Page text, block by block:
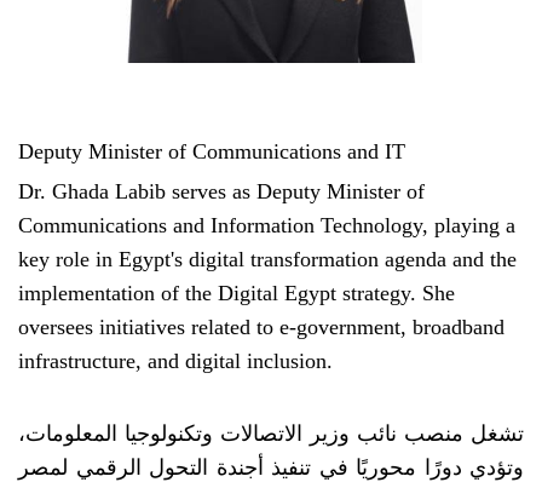
Deputy Minister of Communications and IT
Dr. Ghada Labib serves as Deputy Minister of
Communications and Information Technology, playing a
key role in Egypt's digital transformation agenda and the
implementation of the Digital Egypt strategy. She
oversees initiatives related to e-government, broadband
infrastructure, and digital inclusion.
تشغل منصب نائب وزير الاتصالات وتكنولوجيا المعلومات،
وتؤدي دورًا محوريًا في تنفيذ أجندة التحول الرقمي لمصر